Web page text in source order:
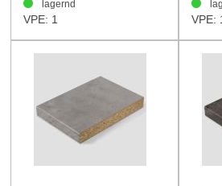
lagernd
VPE: 1 VPE: